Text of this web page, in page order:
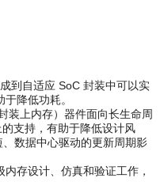
到自适应 SoC 封装中可以实
降低功耗。
装上内存）器件面向长生命周
支持，有助于降低设计风
数据中心驱动的更新周期影
存设计、仿真和验证工作，